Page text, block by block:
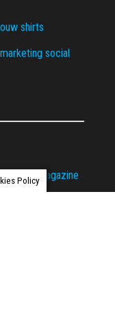
Envo Magazine
Policy